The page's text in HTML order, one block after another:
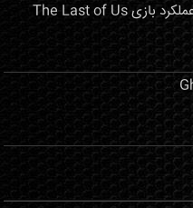
تحلیل فنی و بررسی عملکرد بازی The Last of Us